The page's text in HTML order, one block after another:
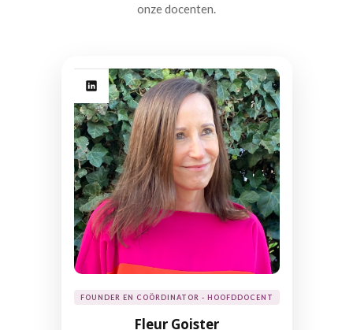
onze docenten.
FOUNDER EN COÖRDINATOR - HOOFDDOCENT
Fleur Goister